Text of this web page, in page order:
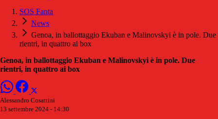
SOS Fanta
News
Genoa, in ballottaggio Ekuban e Malinovskyi è in pole. Due
rientri, in quattro ai box
Genoa, in ballottaggio Ekuban e Malinovskyi è in pole. Due
rientri, in quattro ai box
Alessandro Cosattini
13 settembre 2024 - 14:30